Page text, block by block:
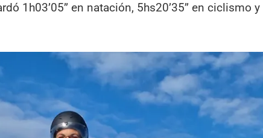
1h03’05’’ en natación, 5hs20’35’’ en ciclismo y